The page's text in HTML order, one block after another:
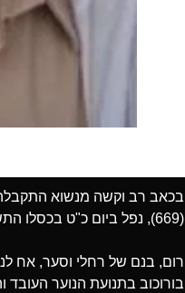
בכאב רב וקשה מנשוא
(669), נפל ביום כ"ט בכסלו התשפ"ד (12.12.2023).
רום, בנם של רחלי וסער, אח
בורוכוב בתנועת הנוער העובד